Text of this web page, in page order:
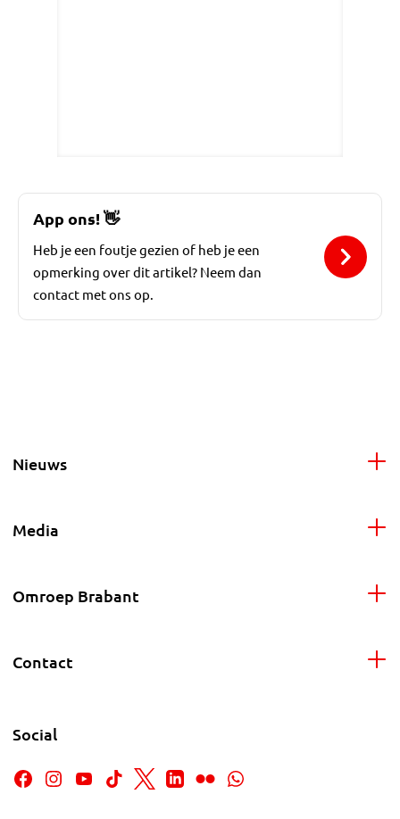
App ons!👋
Heb je een foutje gezien of heb je een
opmerking over dit artikel? Neem dan
contact met ons op.
Nieuws
Media
Omroep Brabant
Contact
Social